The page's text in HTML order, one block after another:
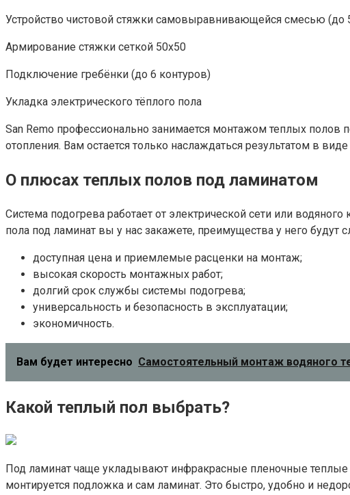
Устройство чистовой стяжки самовыравнивающейся смесью (до
Армирование стяжки сеткой 50х50
Подключение гребёнки (до 6 контуров)
Укладка электрического тёплого пола
San Remo профессионально занимается монтажом теплых
отопления. Вам остается только наслаждаться результатом в
О плюсах теплых полов под ламинатом
Система подогрева работает от электрической сети или
пола под ламинат вы у нас закажете, преимущества у него будут
доступная цена и приемлемые расценки на монтаж;
высокая скорость монтажных работ;
долгий срок службы системы подогрева;
универсальность и безопасность в эксплуатации;
экономичность.
Вам будет интересно Самостоятельный монтаж водяного
Какой теплый пол выбрать?
Под ламинат чаще укладывают инфракрасные пленочные теплые
монтируется подложка и сам ламинат. Это быстро, удобно и